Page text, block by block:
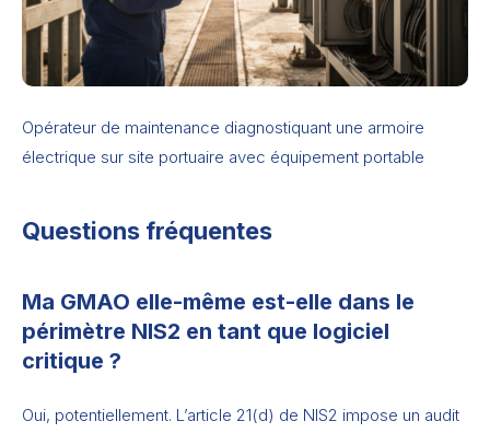
Opérateur de maintenance diagnostiquant une armoire
électrique sur site portuaire avec équipement portable
Questions fréquentes
Ma GMAO elle-même est-elle dans le
périmètre NIS2 en tant que logiciel
critique ?
Oui, potentiellement. L’article 21(d) de NIS2 impose un audit